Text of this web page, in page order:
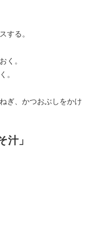
する。
く。
。
、かつおぶしをかけ
汁」